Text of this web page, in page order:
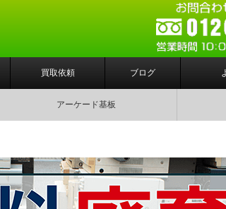
買取依頼 ブログ
アーケード基板